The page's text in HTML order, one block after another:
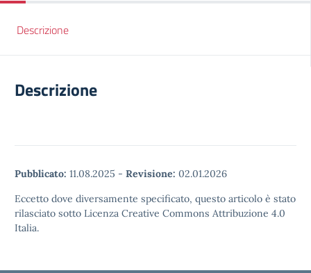
Descrizione
Descrizione
Pubblicato: 11.08.2025 - Revisione: 02.01.2026
Eccetto dove diversamente specificato, questo articolo è stato
rilasciato sotto Licenza Creative Commons Attribuzione 4.0
Italia.